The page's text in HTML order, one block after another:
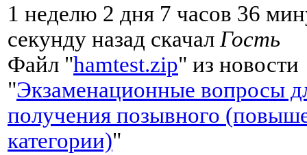
1 неделю 2 дня 7 часов 36
секунду назад скачал Гость
Файл "hamtest.zip" из новости
"Экзаменационные вопросы
получения позывного
категории)"